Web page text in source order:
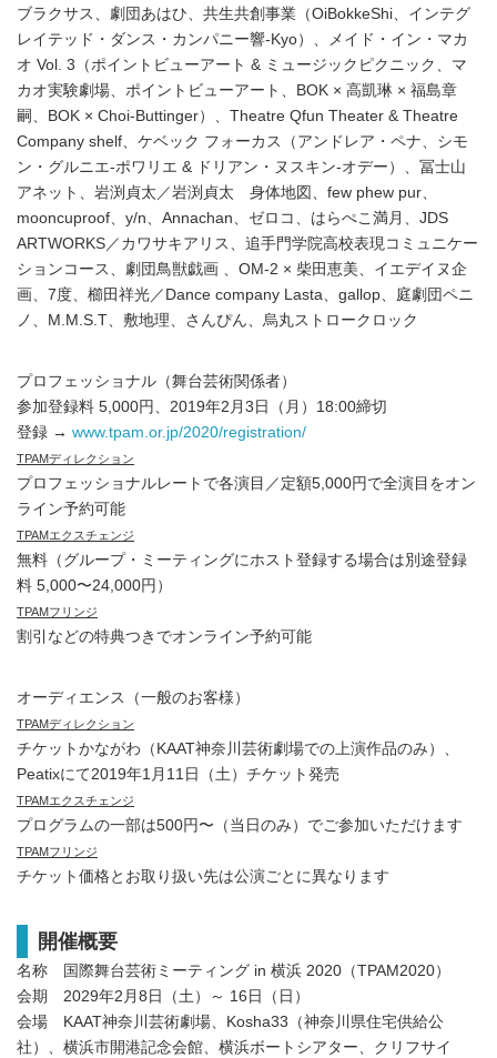
ブラクサス、劇団あはひ、共生共創事業（OiBokkeShi、インテグ
レイテッド・ダンス・カンパニー響-Kyo）、メイド・イン・マカ
オ Vol. 3（ポイントビューアート & ミュージックピクニック、マ
カオ実験劇場、ポイントビューアート、BOK × 高凱琳 × 福島章
嗣、BOK × Choi-Buttinger）、Theatre Qfun Theater & Theatre
Company shelf、ケベック フォーカス（アンドレア・ペナ、シモ
ン・グルニエ-ポワリエ & ドリアン・ヌスキン-オデー）、冨士山
アネット、岩渕貞太／岩渕貞太 身体地図、few phew pur、
mooncuproof、y/n、Annachan、ゼロコ、はらぺこ満月、JDS
ARTWORKS／カワサキアリス、追手門学院高校表現コミュニケー
ションコース、劇団鳥獣戯画 、OM-2 × 柴田恵美、イエデイヌ企
画、7度、櫛田祥光／Dance company Lasta、gallop、庭劇団ペニ
ノ、M.M.S.T、敷地理、さんぴん、烏丸ストロークロック
プロフェッショナル（舞台芸術関係者）
参加登録料 5,000円、2019年2月3日（月）18:00締切
登録 → www.tpam.or.jp/2020/registration/
TPAMディレクション
プロフェッショナルレートで各演目／定額5,000円で全演目をオン
ライン予約可能
TPAMエクスチェンジ
無料（グループ・ミーティングにホスト登録する場合は別途登録
料 5,000〜24,000円）
TPAMフリンジ
割引などの特典つきでオンライン予約可能
オーディエンス（一般のお客様）
TPAMディレクション
チケットかながわ（KAAT神奈川芸術劇場での上演作品のみ）、
Peatixにて2019年1月11日（土）チケット発売
TPAMエクスチェンジ
プログラムの一部は500円〜（当日のみ）でご参加いただけます
TPAMフリンジ
チケット価格とお取り扱い先は公演ごとに異なります
開催概要
名称 国際舞台芸術ミーティング in 横浜 2020（TPAM2020）
会期 2029年2月8日（土）～ 16日（日）
会場 KAAT神奈川芸術劇場、Kosha33（神奈川県住宅供給公
社）、横浜市開港記念会館、横浜ボートシアター、クリフサイ